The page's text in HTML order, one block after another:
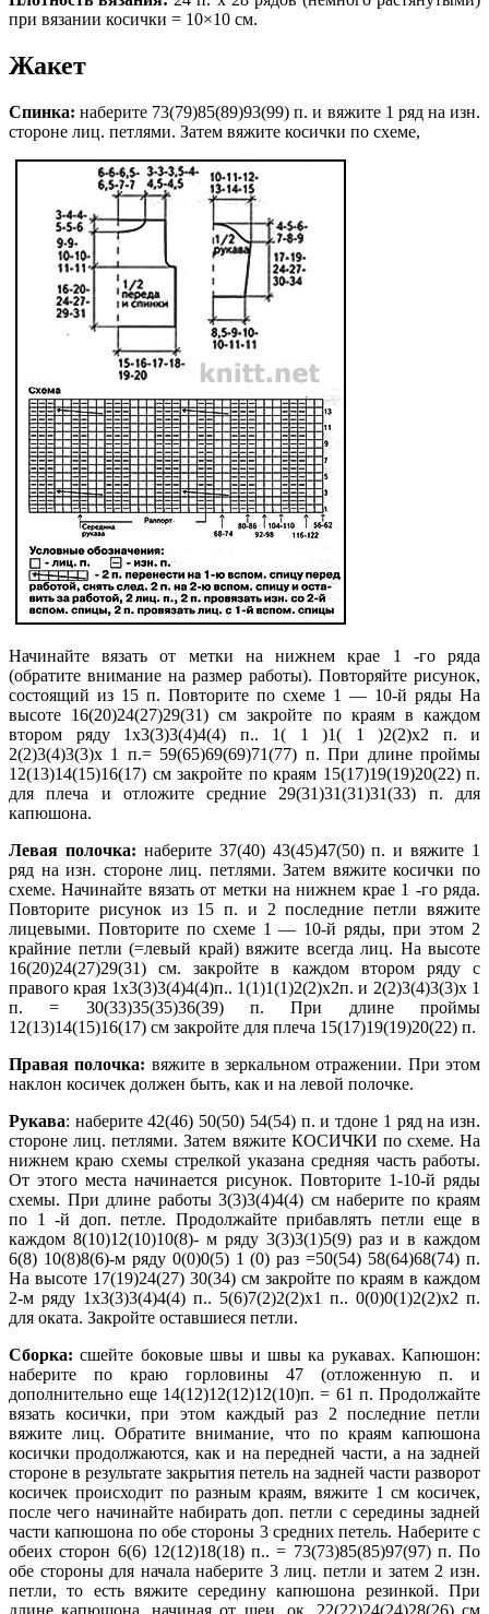
при вязании косички = 10×10 см.
Жакет
Спинка: наберите 73(79)85(89)93(99) п. и вяжите 1 ряд на изн.
стороне лиц. петлями. Затем вяжите косички по схеме,
Начинайте вязать от метки на нижнем крае 1 -го ряда
(обратите внимание на размер работы). Повторяйте рисунок,
состоящий из 15 п. Повторите по схеме 1 — 10-й ряды На
высоте 16(20)24(27)29(31) см закройте по краям в каждом
втором ряду 1х3(3)3(4)4(4) п.. 1( 1 )1( 1 )2(2)х2 п. и
2(2)3(4)3(3)х 1 п.= 59(65)69(69)71(77) п. При длине проймы
12(13)14(15)16(17) см закройте по краям 15(17)19(19)20(22) п.
для плеча и отложите средние 29(31)31(31)31(33) п. для
капюшона.
Левая полочка: наберите 37(40) 43(45)47(50) п. и вяжите 1
ряд на изн. стороне лиц. петлями. Затем вяжите косички по
схеме. Начинайте вязать от метки на нижнем крае 1 -го ряда.
Повторите рисунок из 15 п. и 2 последние петли вяжите
лицевыми. Повторите по схеме 1 — 10-й ряды, при этом 2
крайние петли (=левый край) вяжите всегда лиц. На высоте
16(20)24(27)29(31) см. закройте в каждом втором ряду с
правого края 1х3(3)3(4)4(4)п.. 1(1)1(1)2(2)х2п. и 2(2)3(4)3(3)х 1
п. = 30(33)35(35)36(39) п. При длине проймы
12(13)14(15)16(17) см закройте для плеча 15(17)19(19)20(22) п.
Правая полочка: вяжите в зеркальном отражении. При этом
наклон косичек должен быть, как и на левой полочке.
Рукава: наберите 42(46) 50(50) 54(54) п. и тдоне 1 ряд на изн.
стороне лиц. петлями. Затем вяжите КОСИЧКИ по схеме. На
нижнем краю схемы стрелкой указана средняя часть работы.
От этого места начинается рисунок. Повторите 1-10-й ряды
схемы. При длине работы 3(3)3(4)4(4) см наберите по краям
по 1 -й доп. петле. Продолжайте прибавлять петли еще в
каждом 8(10)12(10)10(8)- м ряду 3(3)3(1)5(9) раз и в каждом
6(8) 10(8)8(6)-м ряду 0(0)0(5) 1 (0) раз =50(54) 58(64)68(74) п.
На высоте 17(19)24(27) 30(34) см закройте по краям в каждом
2-м ряду 1х3(3)3(4)4(4) п.. 5(6)7(2)2(2)х1 п.. 0(0)0(1)2(2)х2 п.
для оката. Закройте оставшиеся петли.
Сборка: сшейте боковые швы и швы ка рукавах. Капюшон:
наберите по краю горловины 47 (отложенную п. и
дополнительно еще 14(12)12(12)12(10)п. = 61 п. Продолжайте
вязать косички, при этом каждый раз 2 последние петли
вяжите лиц. Обратите внимание, что по краям капюшона
косички продолжаются, как и на передней части, а на задней
стороне в результате закрытия петель на задней части разворот
косичек происходит по разным краям, вяжите 1 см косичек,
после чего начинайте набирать доп. петли с середины задней
части капюшона по обе стороны 3 средних петель. Наберите с
обеих сторон 6(6) 12(12)18(18) п.. = 73(73)85(85)97(97) п. По
обе стороны для начала наберите 3 лиц. петли и затем 2 изн.
петли, то есть вяжите середину капюшона резинкой. При
длине капюшона, начиная от шеи. ок. 22(22)24(24)28(26) см